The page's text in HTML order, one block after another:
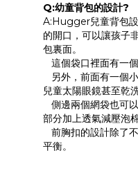
Q:幼童背包的設計?
A:Hugger兒童背包
的開口，可以讓孩子
包裏面。
這個袋口裡面有一
另外，前面有一個
兒童太陽眼鏡甚至乾
側邊兩個網袋也可
部分加上透氣減壓泡
前胸扣的設計除了
平衡。